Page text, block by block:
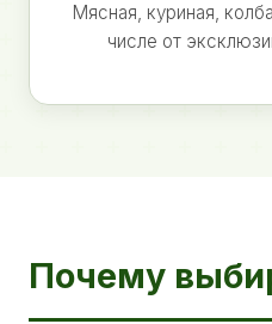
Мясная, куриная,
числе от
Почему